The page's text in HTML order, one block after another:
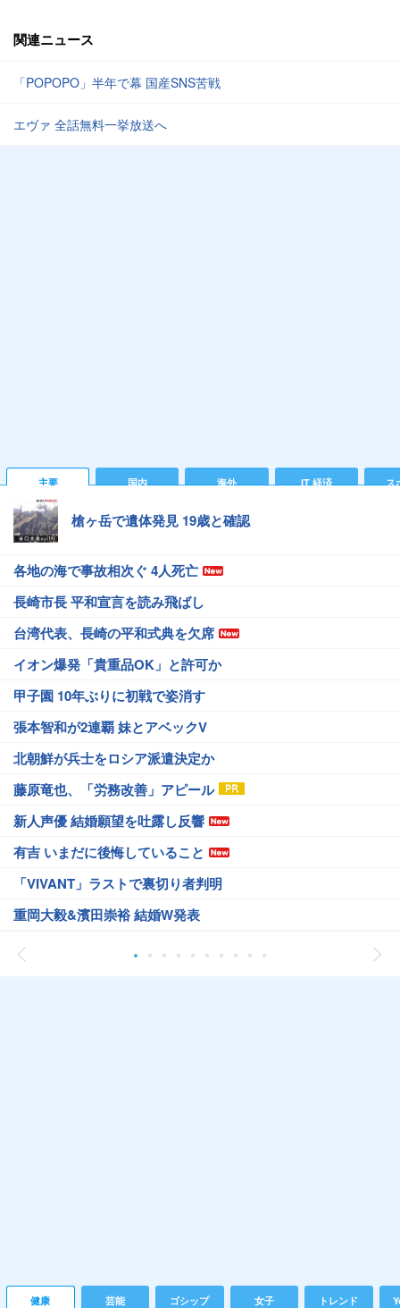
関連ニュース
「POPOPO」半年で幕 国産SNS苦戦
エヴァ 全話無料一挙放送へ
主要 国内 海外 IT 経済 ス
槍ヶ岳で遺体発見 19歳と確認
各地の海で事故相次ぐ 4人死亡
長崎市長 平和宣言を読み飛ばし
台湾代表、長崎の平和式典を欠席
イオン爆発「貴重品OK」と許可か
甲子園 10年ぶりに初戦で姿消す
張本智和が2連覇 妹とアベックV
北朝鮮が兵士をロシア派遣決定か
藤原竜也、「労務改善」アピール
新人声優 結婚願望を吐露し反響
有吉 いまだに後悔していること
「VIVANT」ラストで裏切り者判明
重岡大毅&濱田崇裕 結婚W発表
健康 芸能 ゴシップ 女子 トレンド